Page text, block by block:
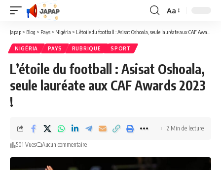
Redimensionner
la
Aa
Japap > Blog > Pays > Nigéria > L’étoile du football : Asisat Oshoala, seule lauréate aux CAF Awards 2023 !
NIGÉRIA PAYS RUBRIQUE SPORT
L’étoile du football : Asisat Oshoala,
seule lauréate aux CAF Awards 2023
!
501 Vues Aucun commentaire
2 Min de lecture